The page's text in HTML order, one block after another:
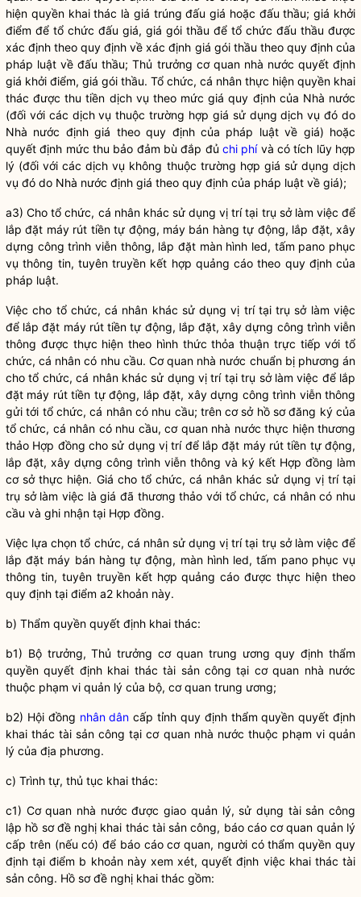
hiện quyền khai thác là giá trúng đấu giá hoặc đấu thầu; giá khởi
điểm để tổ chức đấu giá, giá gói thầu để tổ chức đấu thầu được
xác định theo quy định về xác định giá gói thầu theo quy định của
pháp luật về đấu thầu; Thủ trưởng cơ quan nhà nước quyết định
giá khởi điểm, giá gói thầu. Tổ chức, cá nhân thực hiện quyền khai
thác được thu tiền dịch vụ theo mức giá quy định của Nhà nước
(đối với các dịch vụ thuộc trường hợp giá sử dụng dịch vụ đó do
Nhà nước định giá theo quy định của pháp luậtvề giá) hoặc
quyết định mức thu bảo đảm bù đắp đủ chi phívà có tích lũy hợp
lý (đối với các dịch vụ không thuộc trường hợp giá sử dụng dịch
vụ đó do Nhà nước định giá theo quy định của pháp luật về giá);
a3) Cho tổ chức, cá nhân khác sử dụng vị trí tại trụ sở làm việc để
lắp đặt máy rút tiền tự động, máy bán hàng tự động, lắp đặt, xây
dựng công trình viễn thông, lắp đặt màn hình led, tấm pano phục
vụ thông tin, tuyên truyền kết hợp quảng cáo theo quy định của
pháp luật.
Việc cho tổ chức, cá nhân khác sử dụng vị trí tạitrụ sở làm việc
để lắp đặt máy rút tiền tự động, lắp đặt, xây dựng công trình viễn
thông được thực hiện theo hình thức thỏa thuận trực tiếp với tổ
chức, cá nhân có nhu cầu. Cơ quan nhà nước chuẩn bị phương án
cho tổ chức, cá nhân khác sử dụng vị trí tạitrụ sở làm việc để lắp
đặt máy rút tiền tự động, lắp đặt, xây dựng công trình viễn thông
gửi tới tổ chức, cá nhân có nhu cầu; trên cơ sở hồ sơ đăng ký của
tổ chức, cá nhân có nhu cầu, cơ quan nhà nước thực hiện thương
thảo Hợp đồng cho sử dụng vị trí để lắp đặt máy rút tiền tự động,
lắp đặt, xây dựng công trình viễn thông và ký kết Hợp đồng làm
cơ sở thực hiện. Giá cho tổ chức, cá nhân khác sử dụng vị trí tại
trụ sở làm việc là giá đã thương thảo với tổ chức, cá nhân có nhu
cầu và ghi nhận tại Hợp đồng.
Việc lựa chọn tổ chức, cá nhân sử dụng vị trí tại trụ sở làm việc để
lắp đặt máy bán hàng tự động, màn hình led, tấm pano phục vụ
thông tin, tuyên truyền kết hợp quảng cáo được thực hiện theo
quy định tại điểm a2 khoản này.
b) Thẩm quyền quyết định khai thác:
b1) Bộ trưởng, Thủ trưởng cơ quan trung ương quy định thẩm
quyền quyết định khai tháctài sản công tại cơ quan nhà nước
thuộc phạm vi quản lý của bộ, cơ quan trung ương;
b2) Hội đồng nhân dân cấp tỉnh quy định thẩmquyền quyết định
khai tháctài sản công tại cơ quan nhà nước thuộc phạm vi quản
lý của địa phương.
c) Trình tự, thủ tục khai thác:
c1) Cơ quan nhà nước được giao quản lý, sử dụng tài sản công
lập hồ sơ đề nghị khai thác tài sản công, báo cáo cơ quan quản lý
cấp trên (nếu có) để báo cáo cơ quan, người có thẩmquyền quy
định tại điểm b khoản này xem xét, quyết định việc khai thác tài
sản công. Hồ sơ đề nghị khai thác gồm: